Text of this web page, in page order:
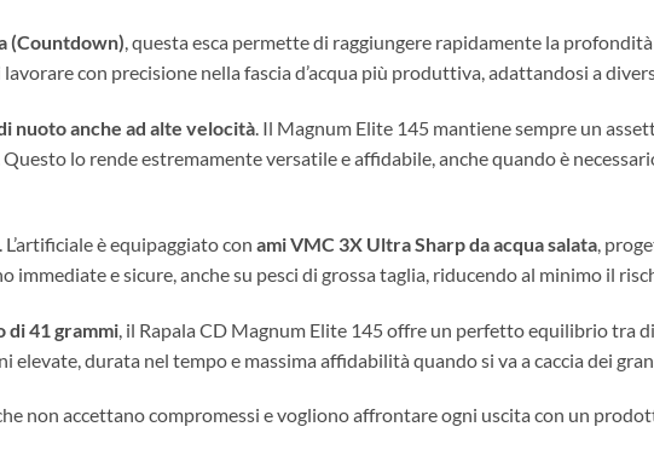
(Countdown), questa esca permette di raggiungere rapidamente la
con precisione nella fascia d’acqua più produttiva, adattandosi a
nuoto anche ad alte velocità. Il Magnum Elite 145 mantiene sempre un
Questo lo rende estremamente versatile e affidabile, anche quando è
è equipaggiato con ami VMC 3X Ultra Sharp da acqua salata,
immediate e sicure, anche su pesci di grossa taglia, riducendo al minimo il
di 41 grammi , il Rapala CD Magnum Elite 145 offre un perfetto equilibrio tra
elevate, durata nel tempo e massima affidabilità quando si va a caccia dei
non accettano compromessi e vogliono affrontare ogni uscita con un